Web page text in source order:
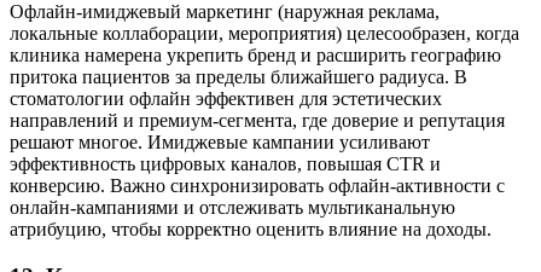
Офлайн-имиджевый маркетинг (наружная реклама,
локальные коллаборации, мероприятия) целесообразен, когда
клиника намерена укрепить бренд и расширить географию
притока пациентов за пределы ближайшего радиуса. В
стоматологии офлайн эффективен для эстетических
направлений и премиум-сегмента, где доверие и репутация
решают многое. Имиджевые кампании усиливают
эффективность цифровых каналов, повышая CTR и
конверсию. Важно синхронизировать офлайн-активности с
онлайн-кампаниями и отслеживать мультиканальную
атрибуцию, чтобы корректно оценить влияние на доходы.